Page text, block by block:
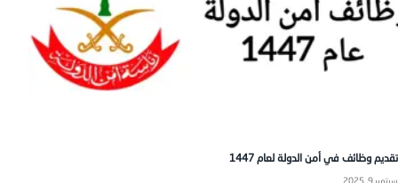
تقديم وظائف في أمن الدولة لعام 1447
سبتمبر 9, 2025